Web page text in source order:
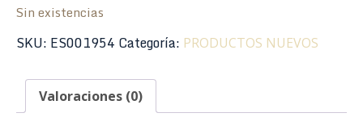
Sin existencias
SKU: ES001954 Categoría: PRODUCTOS NUEVOS
Valoraciones (0)